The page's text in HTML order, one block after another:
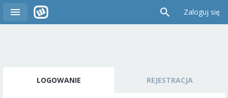
Zaloguj się
LOGOWANIE REJESTRACJA